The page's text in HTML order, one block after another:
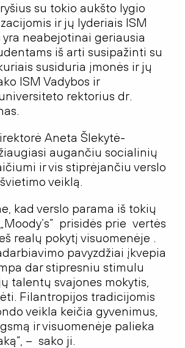
su tokio aukšto lygio
ir jų lyderiais ISM
neabejotinai geriausia
iš arti susipažinti su
susiduria įmonės ir jų
ISM Vadybos ir
rektorius dr.
Aneta Šlekytė-
augančiu socialinių
ir vis stiprėjančiu verslo
veiklą.
kad verslo parama iš tokių
prisidės prie vertės
realų pokytį visuomenėje .
pavyzdžiai įkvepia
dar stipresniu stimulu
talentų svajones mokytis,
Filantropijos tradicijomis
veikla keičia gyvenimus,
ir visuomenėje palieka
– sako ji.